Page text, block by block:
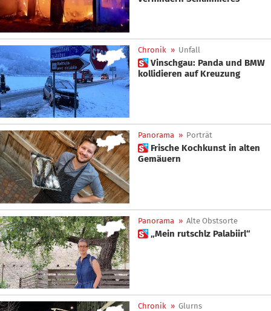
Chronik » Unfall
 Vinschgau: Panda und BMW
kollidieren auf Kreuzung
Panorama » Porträt
 Frische Kochkunst in alten
Gemäuern
Panorama » Alte Obstsorte
 „Mein rutschlz Palabiirl“
Chronik » Glurns